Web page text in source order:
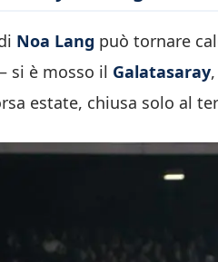
Noa Lang può tornare
si è mosso il Galatasaray
estate, chiusa solo al